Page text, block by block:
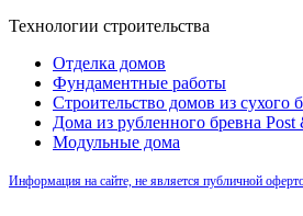
Технологии строительства
Отделка домов
Фундаментные работы
Строительство домов из сухого
Дома из рубленного бревна Post
Модульные дома
Информация на сайте, не является публичной